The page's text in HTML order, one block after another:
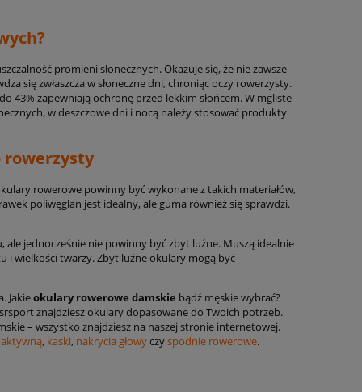
promieni słonecznych. Okazuje się, że nie zawsze
się zwłaszcza w słoneczne dni, chroniąc oczy rowerzysty.
43% zapewniają ochronę przed lekkim słońcem. W mgliste
w deszczowe dni i nocą należy stosować produkty
rowerzysty
rowerowe powinny być wykonane z takich materiałów,
poliwęglan jest idealny, ale guma również się sprawdzi.
jednocześnie nie powinny być zbyt luźne. Muszą idealnie
i wielkości twarzy. Zbyt luźne okulary mogą być
Jakieokulary rowerowe damskie bądź męskie wybrać?
znajdziesz okulary dopasowane do Twoich potrzeb.
– wszystko znajdziesz na naszej stronie internetowej.
, kaski, nakrycia głowyczyspodnie rowerowe.